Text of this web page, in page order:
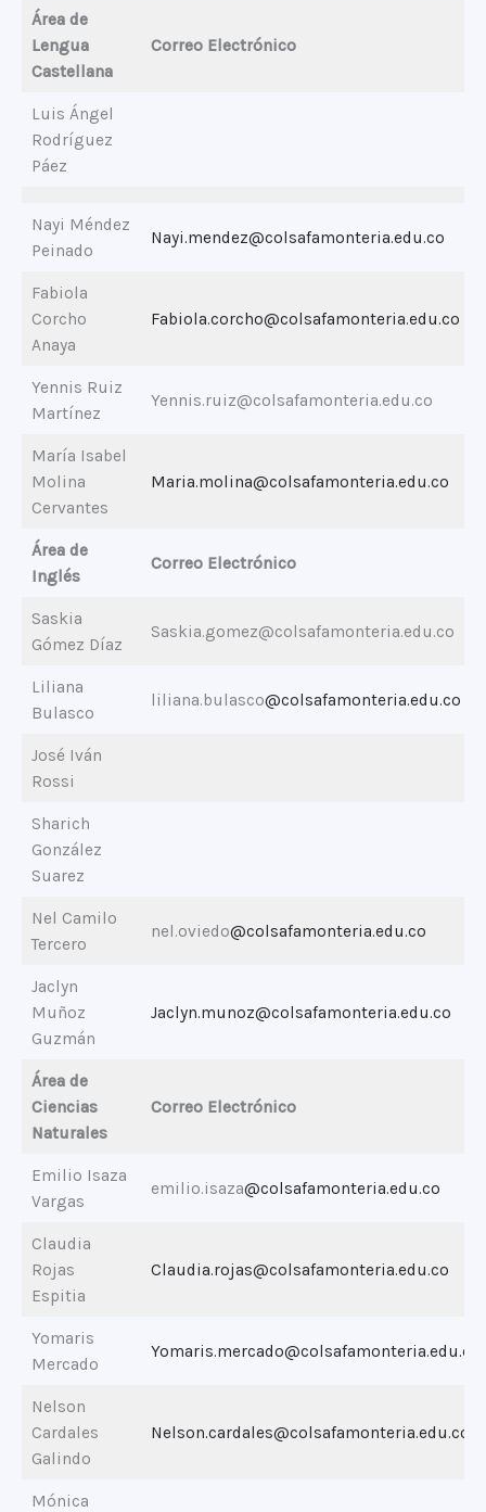
Área de
Lengua
Castellana
Correo Electrónico
Luis Ángel
Rodríguez
Páez
Nayi Méndez
Peinado
Nayi.mendez@colsafamonteria.edu.co
Fabiola
Corcho
Anaya
Fabiola.corcho@colsafamonteria.edu.co
Yennis Ruiz
Martínez
Yennis.ruiz@colsafamonteria.edu.co
María Isabel
Molina
Cervantes
Maria.molina@colsafamonteria.edu.co
Área de
Inglés
Correo Electrónico
Saskia
Gómez Díaz
Saskia.gomez@colsafamonteria.edu.co
Liliana
Bulasco
liliana.bulasco@colsafamonteria.edu.co
José Iván
Rossi
Sharich
González
Suarez
Nel Camilo
Tercero
nel.oviedo@colsafamonteria.edu.co
Jaclyn
Muñoz
Guzmán
Jaclyn.munoz@colsafamonteria.edu.co
Área de
Ciencias
Naturales
Correo Electrónico
Emilio Isaza
Vargas
emilio.isaza@colsafamonteria.edu.co
Claudia
Rojas
Espitia
Claudia.rojas@colsafamonteria.edu.co
Yomaris
Mercado
Yomaris.mercado@colsafamonteria.edu.co
Nelson
Cardales
Galindo
Nelson.cardales@colsafamonteria.edu.co
Mónica